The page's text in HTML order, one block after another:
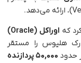
اوراکل (Oracle)
هلیوس را مستقر
حدود
۵۰,۰۰۰ پردازنده